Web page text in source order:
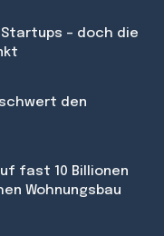
– doch die
den
fast 10 Billionen
Wohnungsbau